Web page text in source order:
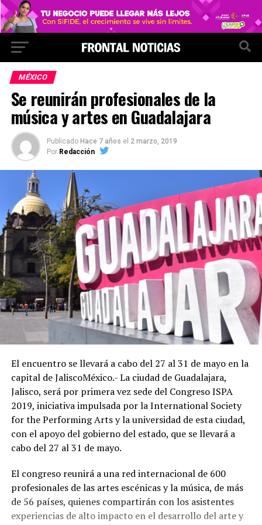
MÉXICO
Se reunirán profesionales de la
música y artes en Guadalajara
Publicado Hace 7 años el 2 marzo, 2019
Por Redacción
El encuentro se llevará a cabo del 27 al 31 de mayo en la
capital de JaliscoMéxico.- La ciudad de Guadalajara,
Jalisco, será por primera vez sede del Congreso ISPA
2019, iniciativa impulsada por la International Society
for the Performing Arts y la universidad de esta ciudad,
con el apoyo del gobierno del estado, que se llevará a
cabo del 27 al 31 de mayo.
El congreso reunirá a una red internacional de 600
profesionales de las artes escénicas y la música, de más
de 56 países, quienes compartirán con los asistentes
experiencias de alto impacto en el desarrollo del arte y